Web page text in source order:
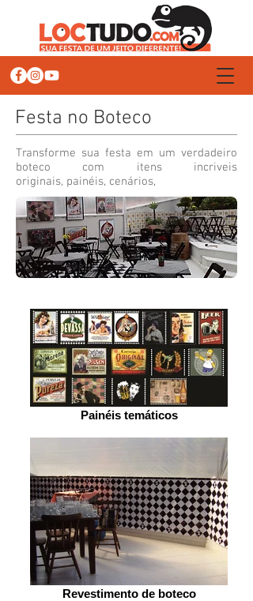
Festa no Boteco
Transforme sua festa em um verdadeiro
boteco com itens incriveis
originais, painéis, cenários,
Painéis temáticos
Revestimento de boteco